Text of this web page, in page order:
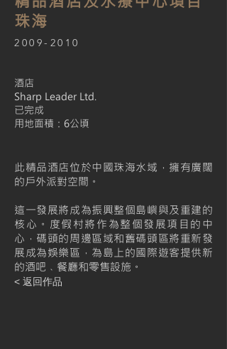
珠海
2009-2010
酒店
Sharp Leader Ltd.
已完成
用地面積：6公頃
此精品酒店位於中國珠海水域，擁有廣闊
的戶外派對空間。
這一發展將成為振興整個島嶼與及重建的
核心。度假村將作為整個發展項目的中
心，碼頭的周邊區域和舊碼頭區將重新發
展成為娛樂區，為島上的國際遊客提供新
的酒吧﹑餐廳和零售設施。
< 返回作品